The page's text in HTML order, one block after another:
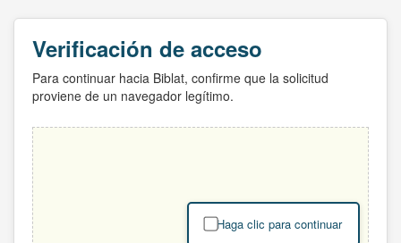
Verificación de acceso
Para continuar hacia Biblat, confirme que la solicitud
proviene de un navegador legítimo.
Haga clic para continuar